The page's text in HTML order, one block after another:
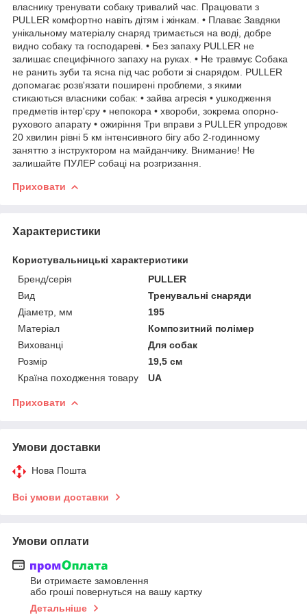
власнику тренувати собаку тривалий час. Працювати з
PULLER комфортно навіть дітям і жінкам. • Плаває Завдяки
унікальному матеріалу снаряд тримається на воді, добре
видно собаку та господареві. • Без запаху PULLER не
залишає специфічного запаху на руках. • Не травмує Собака
не ранить зуби та ясна під час роботи зі снарядом. PULLER
допомагає розв'язати поширені проблеми, з якими
стикаються власники собак: • зайва агресія • ушкодження
предметів інтер'єру • непокора • хвороби, зокрема опорно-
рухового апарату • ожиріння Три вправи з PULLER упродовж
20 хвилин рівні 5 км інтенсивного бігу або 2-годинному
заняттю з інструктором на майданчику. Внимание! Не
залишайте ПУЛЕР собаці на розгризання.
Приховати
Характеристики
Користувальницькі характеристики
Бренд/серія
PULLER
Вид
Тренувальні снаряди
Діаметр, мм
195
Матеріал
Композитний полімер
Вихованці
Для собак
Розмір
19,5 см
Країна походження товару
UA
Приховати
Умови доставки
Нова Пошта
Всі умови доставки
Умови оплати
Ви отримаєте замовлення
або гроші повернуться на вашу картку
Детальніше